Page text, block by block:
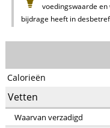
voedingswaarde
bijdrage heeft in
Calorieën
Vetten
Waarvan verzadigd